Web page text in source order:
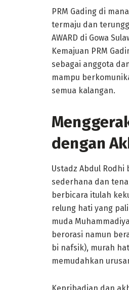
PRM Gading di
termaju dan
AWARD di Gowa
Kemajuan PRM
sebagai anggota
mampu
semua kalangan.
dengan
Ustadz Abdul
sederhana dan
berbicara itulah
relung hati yang
muda
berorasi namun
bi nafsik), murah
memudahkan
Kepribadian dan